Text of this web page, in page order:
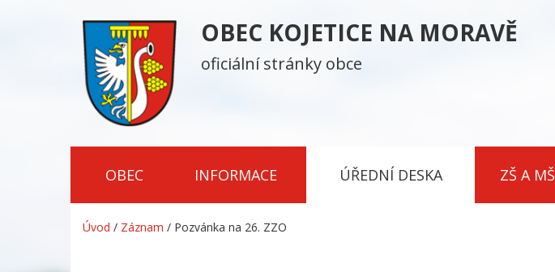
OBEC KOJETICE NA MORAVĚ
oficiální stránky obce
OBEC INFORMACE ÚŘEDNÍ DESKA ZŠ A MŠ
Úvod / Záznam / Pozvánka na 26. ZZO